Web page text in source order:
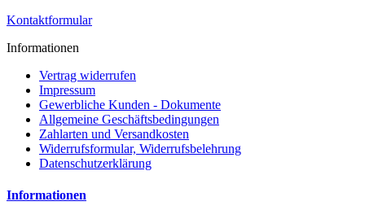
Kontaktformular
Informationen
Vertrag widerrufen
Impressum
Gewerbliche Kunden - Dokumente
Allgemeine Geschäftsbedingungen
Zahlarten und Versandkosten
Widerrufsformular, Widerrufsbelehrung
Datenschutzerklärung
Informationen